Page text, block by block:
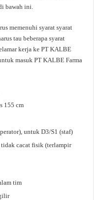
bawah ini.
memenuhi syarat syarat
tau beberapa syarat
kerja ke PT KALBE
masuk PT KALBE Farma
155 cm
untuk D3/S1 (staf)
tidak cacat fisik (terlampir
tim